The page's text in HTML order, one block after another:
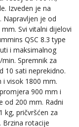
Izveden je na
Napravljen je od
Svi vitalni dijelovi
QSC 8.3 type
i maksimalnog
Spremnik za
10 sati neprekidno.
visok 1800 mm.
900 mm i
od 200 mm. Radni
kg, pričvršćen za
Brzina rotacije